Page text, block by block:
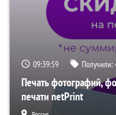
09:39:59 Получили:
Печать фотографий,
печати netPrint